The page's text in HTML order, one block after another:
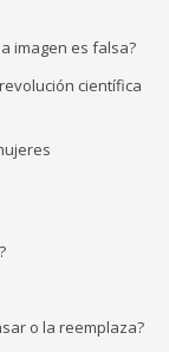
imagen es falsa?
científica
o la reemplaza?